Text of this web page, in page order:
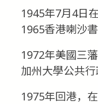
1945年7月4日
1965香港喇沙
1972年美國三
加州大學公共行
1975年回港，